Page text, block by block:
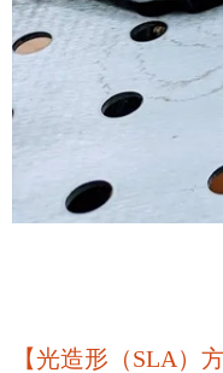
【光造形（SLA）